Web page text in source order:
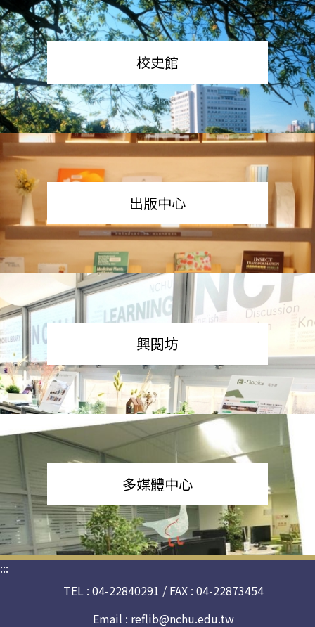
校史館
出版中心
興閱坊
多媒體中心
:::
TEL : 04-22840291 / FAX : 04-22873454
Email : reflib@nchu.edu.tw